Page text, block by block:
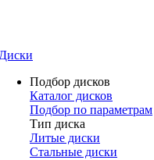
Диски
Подбор дисков
Каталог дисков
Подбор по параметрам
Тип диска
Литые диски
Стальные диски